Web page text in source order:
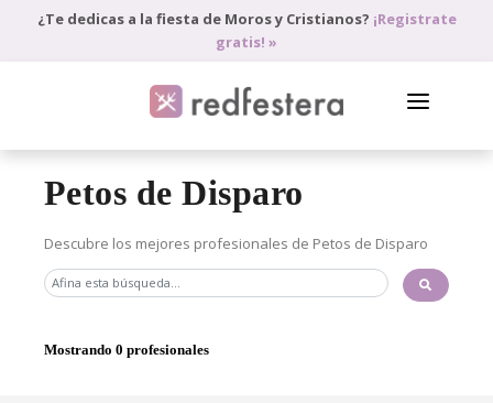
¿Te dedicas a la fiesta de Moros y Cristianos? ¡Registrate
gratis! »
BLOG
Petos de Disparo
Descubre los mejores profesionales de Petos de Disparo
Mostrando 0 profesionales